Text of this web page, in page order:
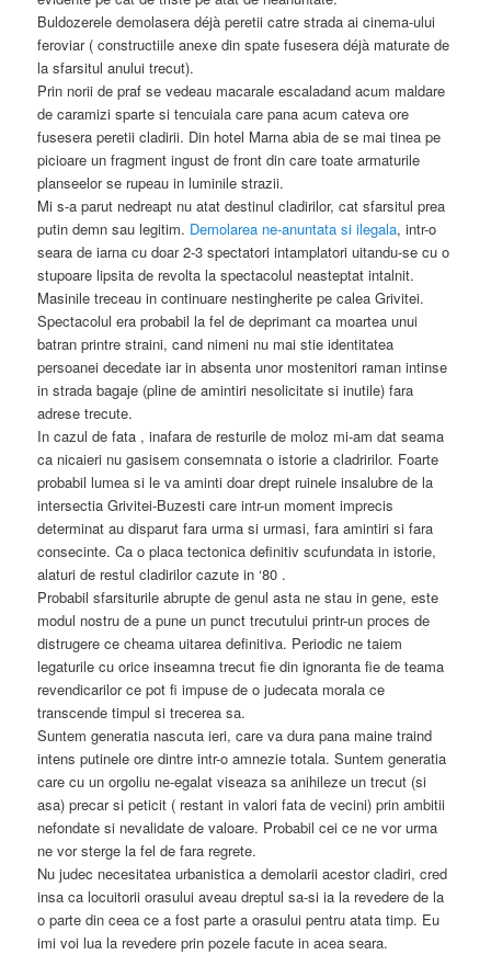
Buldozerele demolasera déjà peretii catre strada ai cinema-ului
feroviar ( constructiile anexe din spate fusesera déjà maturate de
la sfarsitul anului trecut).
Prin norii de praf se vedeau macarale escaladand acum maldare
de caramizi sparte si tencuiala care pana acum cateva ore
fusesera peretii cladirii. Din hotel Marna abia de se mai tinea pe
picioare un fragment ingust de front din care toate armaturile
planseelor se rupeau in luminile strazii.
Mi s-a parut nedreapt nu atat destinul cladirilor, cat sfarsitul prea
putin demn sau legitim. Demolarea ne-anuntata si ilegala, intr-o
seara de iarna cu doar 2-3 spectatori intamplatori uitandu-se cu o
stupoare lipsita de revolta la spectacolul neasteptat intalnit.
Masinile treceau in continuare nestingherite pe calea Grivitei.
Spectacolul era probabil la fel de deprimant ca moartea unui
batran printre straini, cand nimeni nu mai stie identitatea
persoanei decedate iar in absenta unor mostenitori raman intinse
in strada bagaje (pline de amintiri nesolicitate si inutile) fara
adrese trecute.
In cazul de fata , inafara de resturile de moloz mi-am dat seama
ca nicaieri nu gasisem consemnata o istorie a cladririlor. Foarte
probabil lumea si le va aminti doar drept ruinele insalubre de la
intersectia Grivitei-Buzesti care intr-un moment imprecis
determinat au disparut fara urma si urmasi, fara amintiri si fara
consecinte. Ca o placa tectonica definitiv scufundata in istorie,
alaturi de restul cladirilor cazute in ‘80 .
Probabil sfarsiturile abrupte de genul asta ne stau in gene, este
modul nostru de a pune un punct trecutului printr-un proces de
distrugere ce cheama uitarea definitiva. Periodic ne taiem
legaturile cu orice inseamna trecut fie din ignoranta fie de teama
revendicarilor ce pot fi impuse de o judecata morala ce
transcende timpul si trecerea sa.
Suntem generatia nascuta ieri, care va dura pana maine traind
intens putinele ore dintre intr-o amnezie totala. Suntem generatia
care cu un orgoliu ne-egalat viseaza sa anihileze un trecut (si
asa) precar si peticit ( restant in valori fata de vecini) prin ambitii
nefondate si nevalidate de valoare. Probabil cei ce ne vor urma
ne vor sterge la fel de fara regrete.
Nu judec necesitatea urbanistica a demolarii acestor cladiri, cred
insa ca locuitorii orasului aveau dreptul sa-si ia la revedere de la
o parte din ceea ce a fost parte a orasului pentru atata timp. Eu
imi voi lua la revedere prin pozele facute in acea seara.